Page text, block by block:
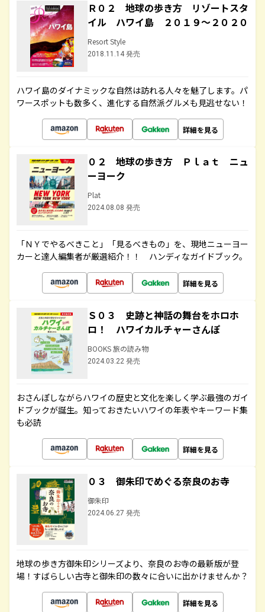
Ｒ０２ 地球の歩き方 リゾートスタ
イル ハワイ島 ２０１９～２０２０
Resort Style
2018.11.14 発売
ハワイ島のダイナミックな自然は訪れる人々を魅了します。パ
ワースポットも数多く、進化する自然派グルメも見逃せない！
詳細を見る
０２ 地球の歩き方 Ｐｌａｔ ニュ
ーヨーク
Plat
2024.08.08 発売
「ＮＹでやるべきこと」「見るべきもの」を、現地ニューヨー
カーと達人編集者が厳選紹介！！ ハンディなガイドブック。
詳細を見る
Ｓ０３ 史跡と神話の舞台をホロホ
ロ！ ハワイカルチャーさんぽ
BOOKS 旅の読み物
2024.03.22 発売
おさんぽしながらハワイの歴史と文化を楽しく学ぶ最強のガイ
ドブックが誕生。知っておきたいハワイの年表やキーワード集
も必読
詳細を見る
０３ 御朱印でめぐる奈良のお寺
御朱印
2024.06.27 発売
地球の歩き方御朱印シリーズより、奈良のお寺の最新版が登
場！すばらしい古寺と御朱印の数々に合いに出かけませんか？
詳細を見る